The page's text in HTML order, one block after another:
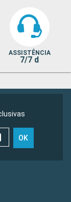
ASSISTÊNCIA
7/7 d
OK